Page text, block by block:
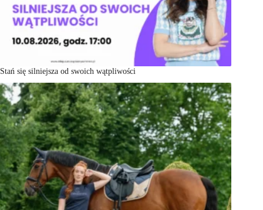
Stań się silniejsza od swoich wątpliwości